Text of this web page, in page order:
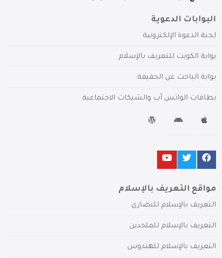
البوابات الدعوية
لجنة الدعوة الإلكترونية
بوابة الكويت للتعريف بالإسلام
بوابة الباحث عن الحقيقة
بطاقات الواتس آب والشبكات الاجتماعية
مواقع التعريف بالإسلام
التعريف بالإسلام للنصارى
التعريف بالإسلام للملحدين
التعريف بالإسلام للهندوس